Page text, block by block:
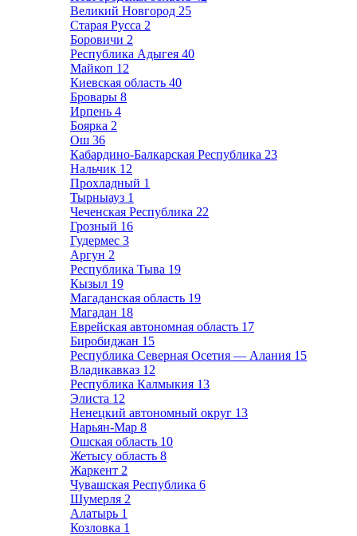
Великий Новгород 25
Старая Русса 2
Боровичи 2
Республика Адыгея 40
Майкоп 12
Киевская область 40
Бровары 8
Ирпень 4
Боярка 2
Ош 36
Кабардино-Балкарская Республика 23
Нальчик 12
Прохладный 1
Тырныауз 1
Чеченская Республика 22
Грозный 16
Гудермес 3
Аргун 2
Республика Тыва 19
Кызыл 19
Магаданская область 19
Магадан 18
Еврейская автономная область 17
Биробиджан 15
Республика Северная Осетия — Алания 15
Владикавказ 12
Республика Калмыкия 13
Элиста 12
Ненецкий автономный округ 13
Нарьян-Мар 8
Ошская область 10
Жетысу область 8
Жаркент 2
Чувашская Республика 6
Шумерля 2
Алатырь 1
Козловка 1